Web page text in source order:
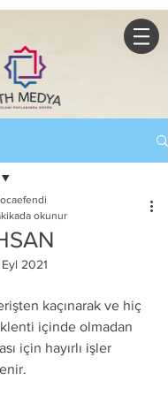
okunur
Eyl 2021
içinde olmadan
için hayırlı işler